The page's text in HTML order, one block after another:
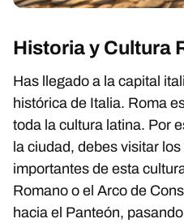
Historia y Cultura
Has llegado a la capital
histórica de Italia. Roma
toda la cultura latina. Por
la ciudad, debes visitar
importantes de esta
Romano o el Arco de
hacia el Panteón,